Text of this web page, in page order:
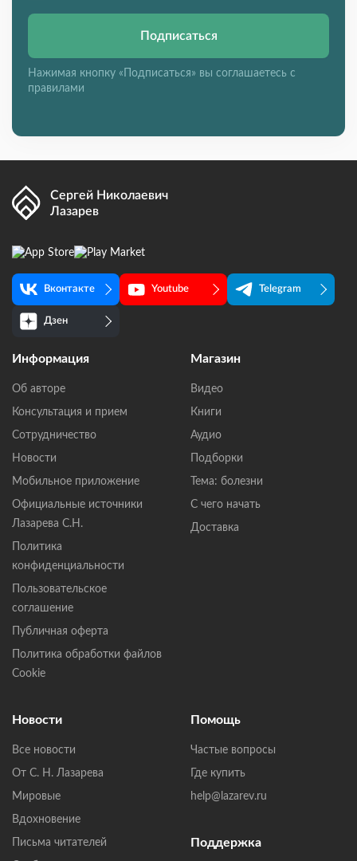
Подписаться
Нажимая кнопку «Подписаться» вы соглашаетесь с
правилами
Сергей Николаевич
Лазарев
Вконтакте Youtube Telegram
Дзен
Информация
Об авторе
Консультация и прием
Сотрудничество
Новости
Мобильное приложение
Официальные источники
Лазарева С.Н.
Политика
конфиденциальности
Пользовательское
соглашение
Публичная оферта
Политика обработки файлов
Cookie
Магазин
Видео
Книги
Аудио
Подборки
Тема: болезни
С чего начать
Доставка
Новости
Все новости
От С. Н. Лазарева
Мировые
Вдохновение
Письма читателей
Помощь
Частые вопросы
Где купить
help@lazarev.ru
Поддержка